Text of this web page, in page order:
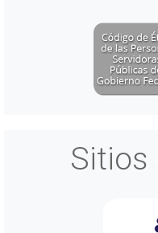
Sitios